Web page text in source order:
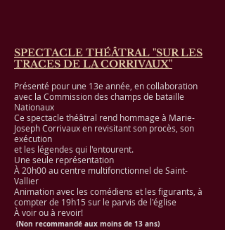
SPECTACLE THÉÂTRAL "SUR LES
TRACES DE LA CORRIVAUX"
Présenté pour une 13e année, en collaboration
avec la Commission des champs de bataille
Nationaux
Ce spectacle théâtral rend hommage à Marie-
Joseph Corrivaux en revisitant son procès, son
exécution
et les légendes qui l'entourent.
Une seule représentation
À 20h00 au centre multifonctionnel de Saint-
Vallier
Animation avec les comédiens et les figurants, à
compter de 19h15 sur le parvis de l'église
À voir ou à revoir!
(Non recommandé aux moins de 13 ans)